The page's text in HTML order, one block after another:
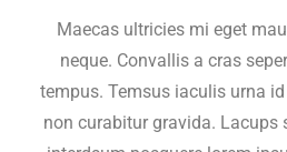
Maecas ultricies mi eget
neque. Convallis a cras
tempus. Temsus iaculis urna
non curabitur gravida. Lacups